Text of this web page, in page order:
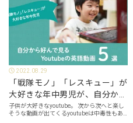
2022.08.29
「戦隊モノ」「レスキュー」が
大好きな年中男児が、自分から
好んで見るyoutube英語動画５
選
子供が大好きなyoutube。 次から次へと楽し
そうな動画が出てくるyoutubeは中毒性もあ